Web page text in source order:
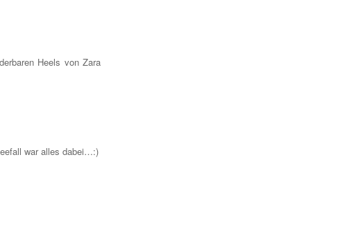
Heels von Zara
war alles dabei…:)